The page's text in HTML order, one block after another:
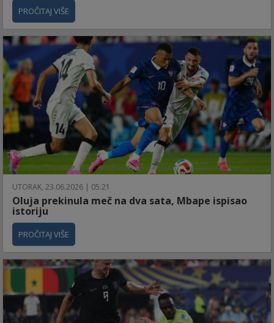
PROČITAJ VIŠE
UTORAK, 23.06.2026 | 05:21
Oluja prekinula meč na dva sata, Mbape ispisao
istoriju
PROČITAJ VIŠE